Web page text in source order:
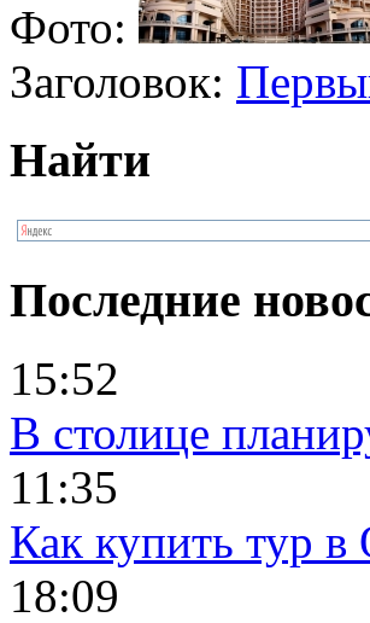
Фото:
Заголовок:
Найти
Последние
15:52
В столице
11:35
Как купить тур
18:09